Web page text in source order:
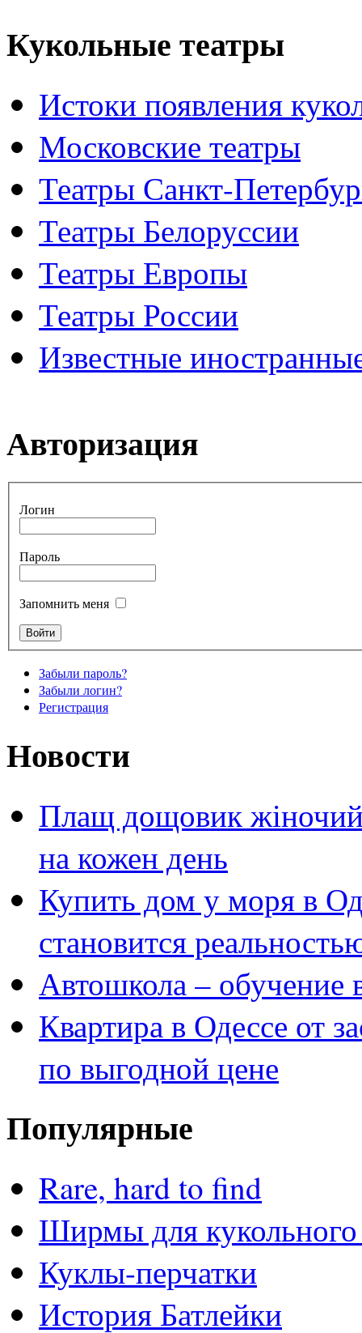
Кукольные театры
Истоки появления
Московские театры
Театры Санкт-
Театры Белоруссии
Театры Европы
Театры России
Известные
Авторизация
Логин
Пароль
Запомнить меня
Забыли пароль?
Забыли логин?
Регистрация
Новости
Плащ дощовик
на кожен день
Купить дом у моря в
становится
Автошкола – обучение
Квартира в Одессе от
по выгодной цене
Популярные
Rare, hard to find
Ширмы для кукольного
Куклы-перчатки
История Батлейки